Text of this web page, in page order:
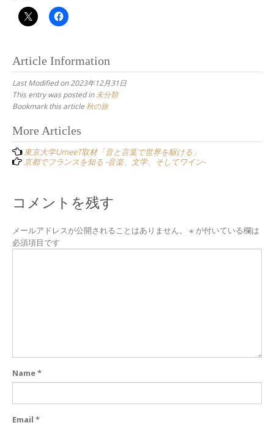
Article Information
Last Modified on 2023年12月31日
This entry was posted in未分類
Bookmark this article秋の旅
Post
navigation
More Articles
東京大学UmeeT取材「音と言葉で世界を駆ける」
京都でフランスを知る -音楽、文学、そしてワイン-
コメントを残す
メールアドレスが公開されることはありません。 ※ が付いている欄は
必須項目です
Name*
Email *